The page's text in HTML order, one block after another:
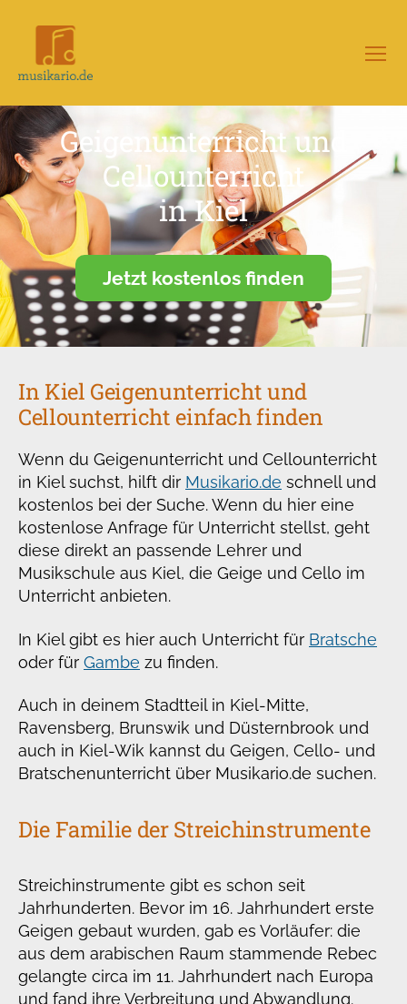
–
Portal
für
Musikunterricht
Geigenunterricht und
Cellounterricht
in Kiel
Jetzt kostenlos finden
In Kiel Geigenunterricht und
Cellounterricht einfach finden
Wenn du Geigenunterricht und Cellounterricht
in Kiel suchst, hilft dir Musikario.de schnell und
kostenlos bei der Suche. Wenn du hier eine
kostenlose Anfrage für Unterricht stellst, geht
diese direkt an passende Lehrer und
Musikschule aus Kiel, die Geige und Cello im
Unterricht anbieten.
In Kiel gibt es hier auch Unterricht für Bratsche
oder für Gambe zu finden.
Auch in deinem Stadtteil in Kiel-Mitte,
Ravensberg, Brunswik und Düsternbrook und
auch in Kiel-Wik kannst du Geigen, Cello- und
Bratschenunterricht über Musikario.de suchen.
Die Familie der Streichinstrumente
Streichinstrumente gibt es schon seit
Jahrhunderten. Bevor im 16. Jahrhundert erste
Geigen gebaut wurden, gab es Vorläufer: die
aus dem arabischen Raum stammende Rebec
gelangte circa im 11. Jahrhundert nach Europa
und fand ihre Verbreitung und Abwandlung.